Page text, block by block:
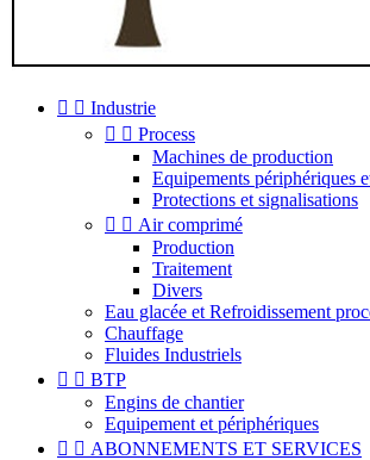
  Industrie
  Process
Machines de production
Equipements périphériques
Protections et signalisations
  Air comprimé
Production
Traitement
Divers
Eau glacée et Refroidissement
Chauffage
Fluides Industriels
  BTP
Engins de chantier
Equipement et périphériques
  ABONNEMENTS ET SERVICES